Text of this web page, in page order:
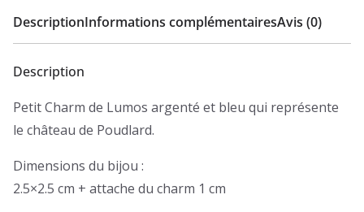
DescriptionInformations complémentairesAvis (0)
Description
Petit Charm de Lumos argenté et bleu qui représente
le château de Poudlard.
Dimensions du bijou :
2.5×2.5 cm + attache du charm 1 cm